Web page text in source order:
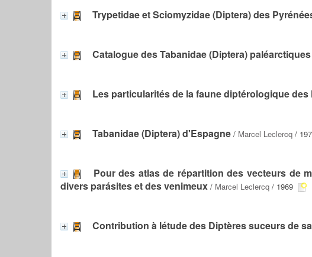
Trypetidae et Sciomyzidae (Diptera) des
Catalogue des Tabanidae (Diptera) paléarctiques
Les particularités de la faune diptérologique des
Tabanidae (Diptera) d'Espagne / Marcel Leclercq /
Pour des atlas de répartition des vecteurs de
divers parásites et des venimeux / Marcel Leclercq / 1969
Contribution à létude des Diptères suceurs de